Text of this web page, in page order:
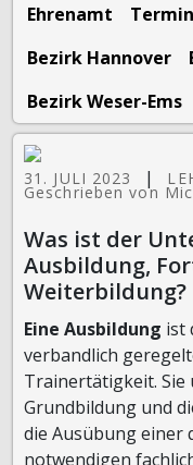
Ehrenamt
Bezirk Hannover
Bezirk Weser-Ems
31. JULI 2023 |
Geschrieben von
Was ist der
Ausbildung,
Weiterbildung?
Eine Ausbildung ist
verbandlich
Trainertätigkeit. Sie
Grundbildung und
die Ausübung
notwendigen